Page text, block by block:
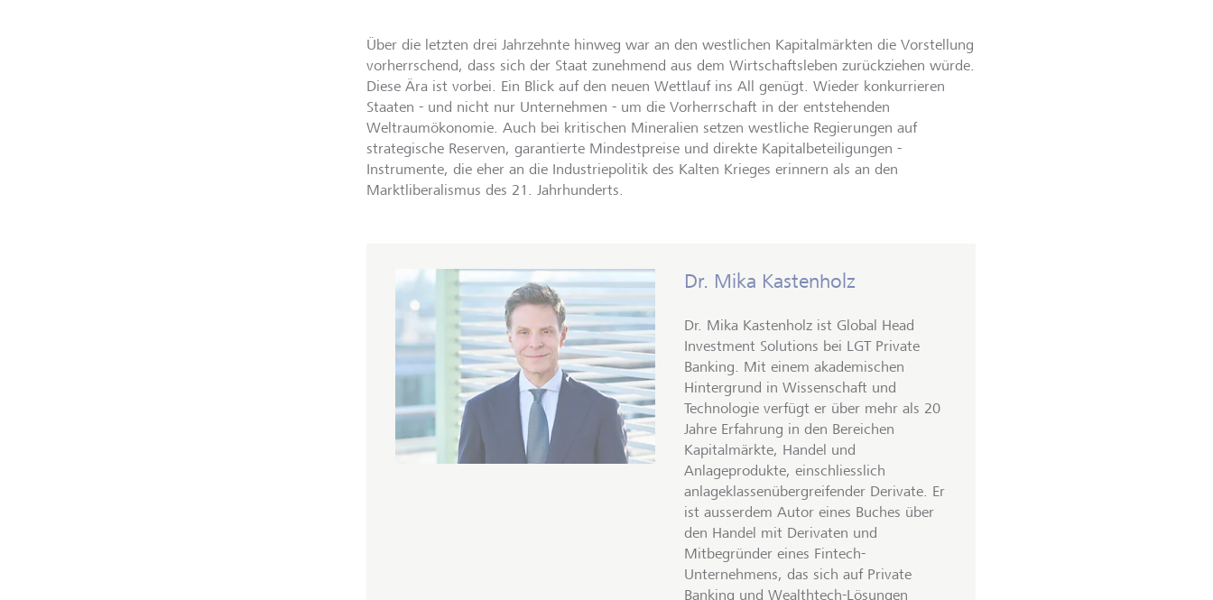
Über die letzten drei Jahrzehnte hinweg war an den westlichen Kapitalmärkten die Vorstellung
vorherrschend, dass sich der Staat zunehmend aus dem Wirtschaftsleben zurückziehen würde.
Diese Ära ist vorbei. Ein Blick auf den neuen Wettlauf ins All genügt. Wieder konkurrieren
Staaten - und nicht nur Unternehmen - um die Vorherrschaft in der entstehenden
Weltraumökonomie. Auch bei kritischen Mineralien setzen westliche Regierungen auf
strategische Reserven, garantierte Mindestpreise und direkte Kapitalbeteiligungen -
Instrumente, die eher an die Industriepolitik des Kalten Krieges erinnern als an den
Marktliberalismus des 21. Jahrhunderts.
Dr. Mika Kastenholz
Dr. Mika Kastenholz ist Global Head
Investment Solutions bei LGT Private
Banking. Mit einem akademischen
Hintergrund in Wissenschaft und
Technologie verfügt er über mehr als 20
Jahre Erfahrung in den Bereichen
Kapitalmärkte, Handel und
Anlageprodukte, einschliesslich
anlageklassenübergreifender Derivate. Er
ist ausserdem Autor eines Buches über
den Handel mit Derivaten und
Mitbegründer eines Fintech-
Unternehmens, das sich auf Private
Banking und Wealthtech-Lösungen